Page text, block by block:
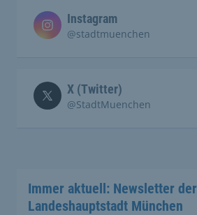
Instagram
@stadtmuenchen
X (Twitter)
@StadtMuenchen
Immer aktuell: Newsletter der
Landeshauptstadt München